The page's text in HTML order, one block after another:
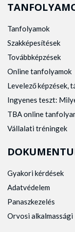
Tanfolyamok
Szakképesítések
Továbbképzések
Online tanfolyamok
Levelező képzések,
Ingyenes teszt:
TBA online
Vállalati tréningek
Gyakori kérdések
Adatvédelem
Panaszkezelés
Orvosi alkalmassági